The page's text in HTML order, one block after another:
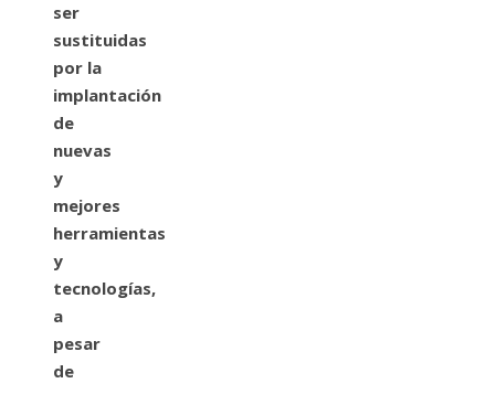
ser
sustituidas
por la
implantación
de
nuevas
y
mejores
herramientas
y
tecnologías,
a
pesar
de